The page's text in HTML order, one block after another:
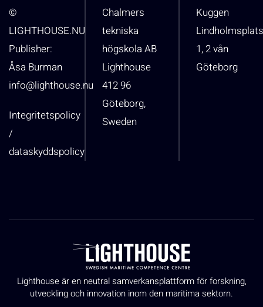
©
LIGHTHOUSE.NU
Publisher:
Åsa Burman
info@lighthouse.nu
Integritetspolicy
/
dataskyddspolicy
Chalmers
tekniska
högskola AB
Lighthouse
412 96
Göteborg,
Sweden
Kuggen
1, 2 vån
Göteborg
Lighthouse är en neutral samverkansplattform för forskning,
utveckling och innovation inom den maritima sektorn.